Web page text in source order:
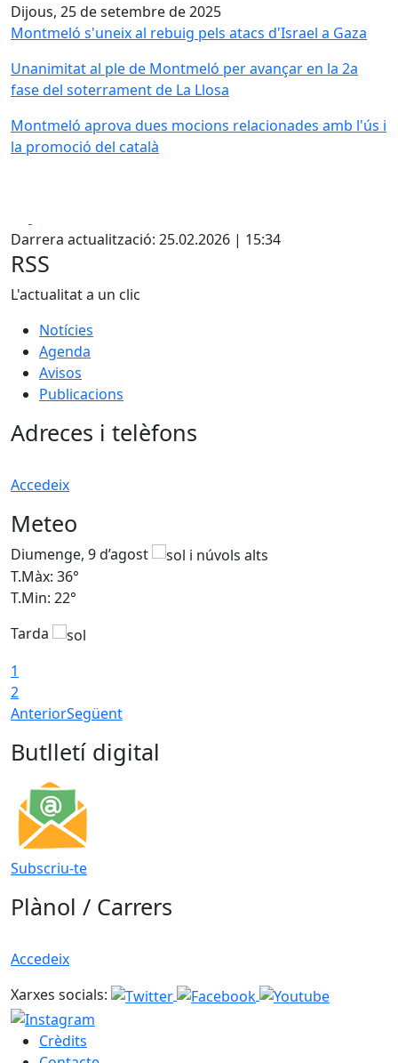
Dijous, 25 de setembre de 2025
Montmeló s'uneix al rebuig pels atacs d'Israel a Gaza
Unanimitat al ple de Montmeló per avançar en la 2a
fase del soterrament de La Llosa
Montmeló aprova dues mocions relacionades amb l'ús i
la promoció del català
Darrera actualització: 25.02.2026 | 15:34
RSS
L'actualitat a un clic
Notícies
Agenda
Avisos
Publicacions
Adreces i telèfons
Accedeix
Meteo
Diumenge, 9 d’agost
T.Màx: 36°
T.Min: 22°
Tarda
1
2
AnteriorSegüent
Butlletí digital
Subscriu-te
Plànol / Carrers
Accedeix
Xarxes socials:
Crèdits